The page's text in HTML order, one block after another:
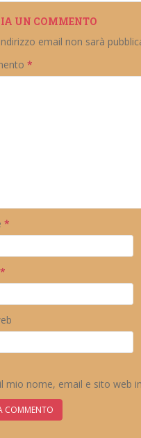
UN COMMENTO
email non sarà
*
*
*
mio nome, email e sito web